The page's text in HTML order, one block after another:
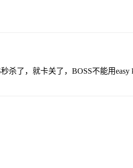
杀了，就卡关了，BOSS不能用easy